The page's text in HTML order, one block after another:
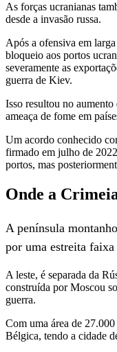
As forças ucranianas
desde a invasão russa.
Após a ofensiva em
bloqueio aos portos
severamente as
guerra de Kiev.
Isso resultou no
ameaça de fome em
Um acordo conhecido
firmado em julho de
portos, mas
Onde a
A península
por uma estreita
A leste, é separada da
construída por Moscou
guerra.
Com uma área de
Bélgica, tendo a cidade